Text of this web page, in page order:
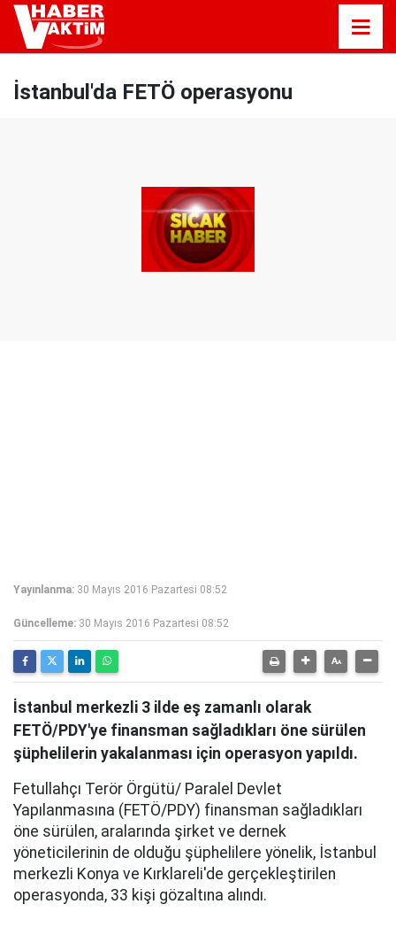
İstanbul'da FETÖ operasyonu
Yayınlanma: 30 Mayıs 2016 Pazartesi 08:52
Güncelleme: 30 Mayıs 2016 Pazartesi 08:52
İstanbul merkezli 3 ilde eş zamanlı olarak
FETÖ/PDY'ye finansman sağladıkları öne sürülen
şüphelilerin yakalanması için operasyon yapıldı.
Fetullahçı Terör Örgütü/ Paralel Devlet
Yapılanmasına (FETÖ/PDY) finansman sağladıkları
öne sürülen, aralarında şirket ve dernek
yöneticilerinin de olduğu şüphelilere yönelik, İstanbul
merkezli Konya ve Kırklareli'de gerçekleştirilen
operasyonda, 33 kişi gözaltına alındı.